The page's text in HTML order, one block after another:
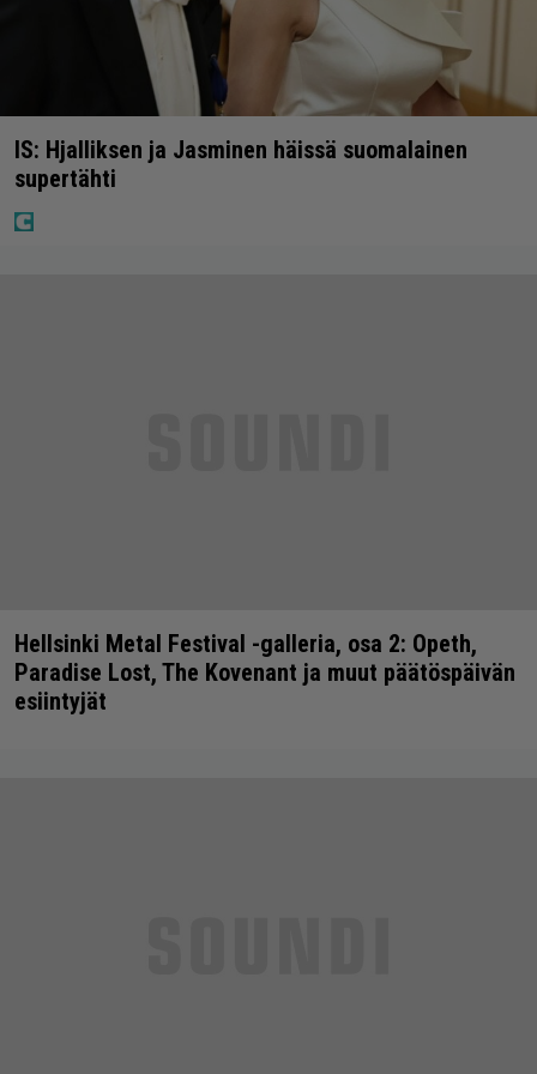
IS: Hjalliksen ja Jasminen häissä suomalainen
supertähti
Hellsinki Metal Festival -galleria, osa 2: Opeth,
Paradise Lost, The Kovenant ja muut päätöspäivän
esiintyjät